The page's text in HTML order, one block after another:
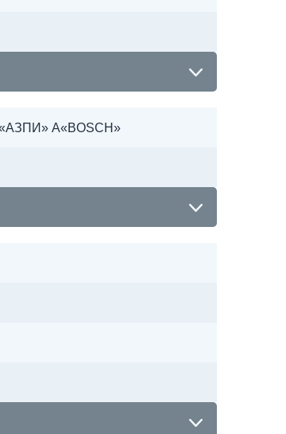
А«BOSCH»